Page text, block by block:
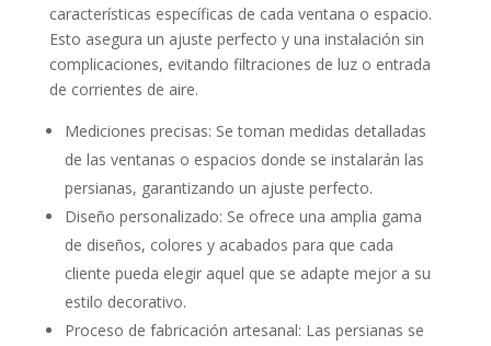
características específicas de cada ventana o espacio.
Esto asegura un ajuste perfecto y una instalación sin
complicaciones, evitando filtraciones de luz o entrada
de corrientes de aire.
Mediciones precisas: Se toman medidas detalladas
de las ventanas o espacios donde se instalarán las
persianas, garantizando un ajuste perfecto.
Diseño personalizado: Se ofrece una amplia gama
de diseños, colores y acabados para que cada
cliente pueda elegir aquel que se adapte mejor a su
estilo decorativo.
Proceso de fabricación artesanal: Las persianas se